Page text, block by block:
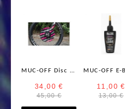
MUC-OFF Disc Brake Covers Bolt 2kpl
34,00 €
45,00 €
11,00 €
13,00 €